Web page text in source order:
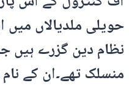
حویلی ملدیالاں میں
نظام دین گزرے ہیں
منسلک تھے۔ان کے